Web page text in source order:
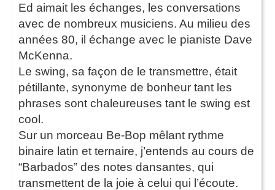
Ed aimait les échanges, les conversations
avec de nombreux musiciens. Au milieu des
années 80, il échange avec le pianiste Dave
McKenna.
Le swing, sa façon de le transmettre, était
pétillante, synonyme de bonheur tant les
phrases sont chaleureuses tant le swing est
cool.
Sur un morceau Be-Bop mêlant rythme
binaire latin et ternaire, j’entends au cours de
“Barbados” des notes dansantes, qui
transmettent de la joie à celui qui l’écoute.